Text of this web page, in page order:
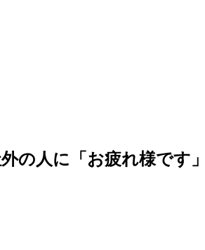
の人に「お疲れ様です」